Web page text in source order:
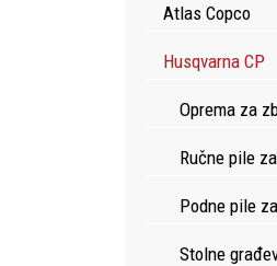
Atlas Copco
Husqvarna CP
Oprema za
Ručne pile
Podne pile
Stolne